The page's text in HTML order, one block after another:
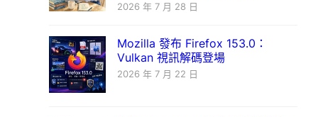
2026 年 7 月 28 日
Mozilla 發布 Firefox 153.0：
Vulkan 視訊解碼登場
2026 年 7 月 22 日